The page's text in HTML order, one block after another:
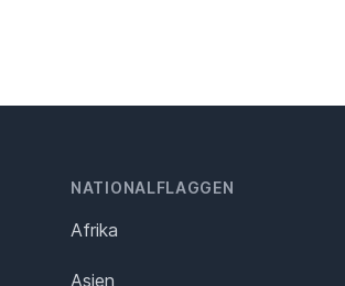
NATIONALFLAGGEN
Afrika
Asien